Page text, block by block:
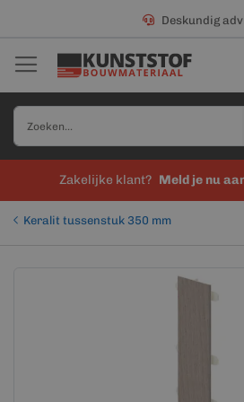
Deskundig
Zakelijke klant? Meld je nu
Keralit tussenstuk 350 mm